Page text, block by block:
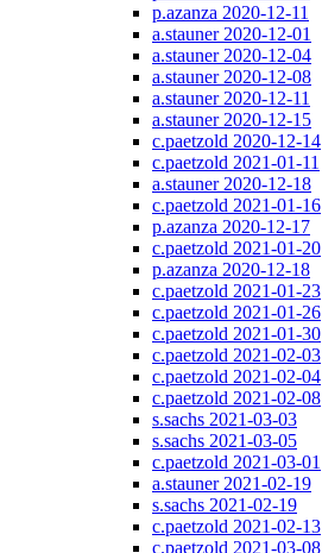
p.azanza 2020-12-11
a.stauner 2020-12-01
a.stauner 2020-12-04
a.stauner 2020-12-08
a.stauner 2020-12-11
a.stauner 2020-12-15
c.paetzold 2020-12-14
c.paetzold 2021-01-11
a.stauner 2020-12-18
c.paetzold 2021-01-16
p.azanza 2020-12-17
c.paetzold 2021-01-20
p.azanza 2020-12-18
c.paetzold 2021-01-23
c.paetzold 2021-01-26
c.paetzold 2021-01-30
c.paetzold 2021-02-03
c.paetzold 2021-02-04
c.paetzold 2021-02-08
s.sachs 2021-03-03
s.sachs 2021-03-05
c.paetzold 2021-03-01
a.stauner 2021-02-19
s.sachs 2021-02-19
c.paetzold 2021-02-13
c.paetzold 2021-03-08